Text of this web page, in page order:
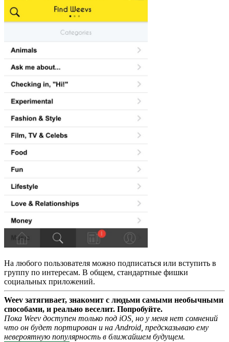
На любого пользователя можно подписаться или вступить в
группу по интересам. В общем, стандартные фишки
социальных приложений.
Weev затягивает, знакомит с людьми самыми необычными
способами, и реально веселит. Попробуйте.
Пока Weev доступен только под iOS, но у меня нет сомнений
что он будет портирован и на Android, предсказываю ему
невероятную популярность в ближайшем будущем.